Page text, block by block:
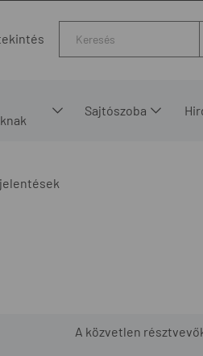
Sajtószoba
A közvetlen